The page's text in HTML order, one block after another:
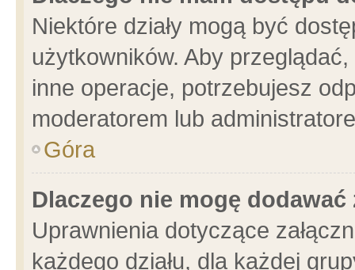
Niektóre działy mogą być
użytkowników. Aby
inne operacje, potrzebujesz
moderatorem lub
Góra
Dlaczego nie mogę dodawać
Uprawnienia dotyczące
każdego działu, dla każdej